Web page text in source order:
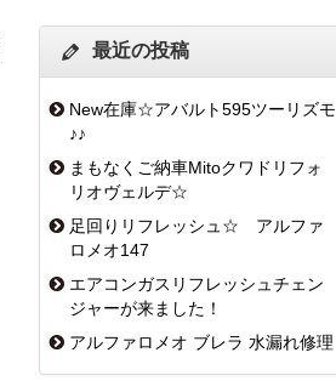
最近の投稿
New在庫☆アバルト595ツーリズモ
♪♪
まもなくご納車Mitoクワドリフォ
リオヴェルデ☆
足回りリフレッシュ☆ アルファ
ロメオ147
エアコンガスリフレッシュチェン
ジャーが来ました！
アルファロメオ ブレラ 水漏れ修理